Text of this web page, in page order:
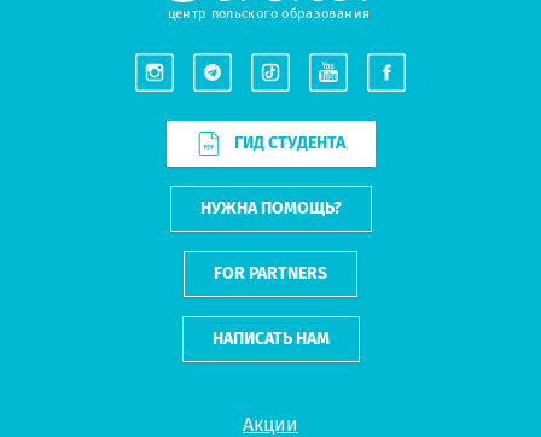
Акции
центр польского образования
ГИД СТУДЕНТА
НУЖНА ПОМОЩЬ?
FOR PARTNERS
НАПИСАТЬ НАМ